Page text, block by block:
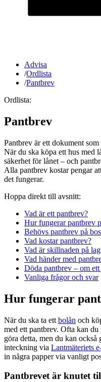
Advisa
/Ordlista
/Pantbrev
Ordlista:
Pantbrev
Pantbrev är ett dokument
När du ska köpa ett hus med
säkerhet för lånet – och
Alla pantbrev kostar pengar
det fungerar.
Hoppa direkt till avsnitt:
Vad är ett pantbrev?
Hur fungerar pantbrev
Behövs pantbrev på
Vad kostar pantbrev?
Vad är skillnaden på
Vad händer med
Döda pantbrev – om
Vanliga frågor och svar
Hur fungerar
När du ska ta ett bolån och
med ett pantbrev. Ofta kan
göra detta, men du kan
inteckning via Lantmäteriets
in några papper via vanligt
Pantbrevet är knutet